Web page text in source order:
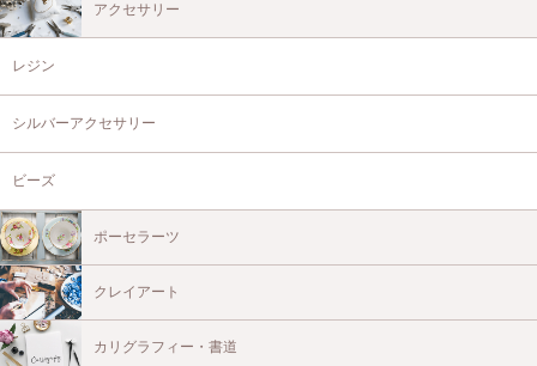
アクセサリー
レジン
シルバーアクセサリー
ビーズ
ポーセラーツ
クレイアート
カリグラフィー・書道